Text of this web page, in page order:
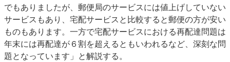
でもありましたが、郵便局のサービスには値上げしていない
サービスもあり、宅配サービスと比較すると郵便の方が安い
ものもあります。一方で宅配サービスにおける再配達問題は
年末には再配達が６割を超えるともいわれるなど、深刻な問
題となっています」と解説する。